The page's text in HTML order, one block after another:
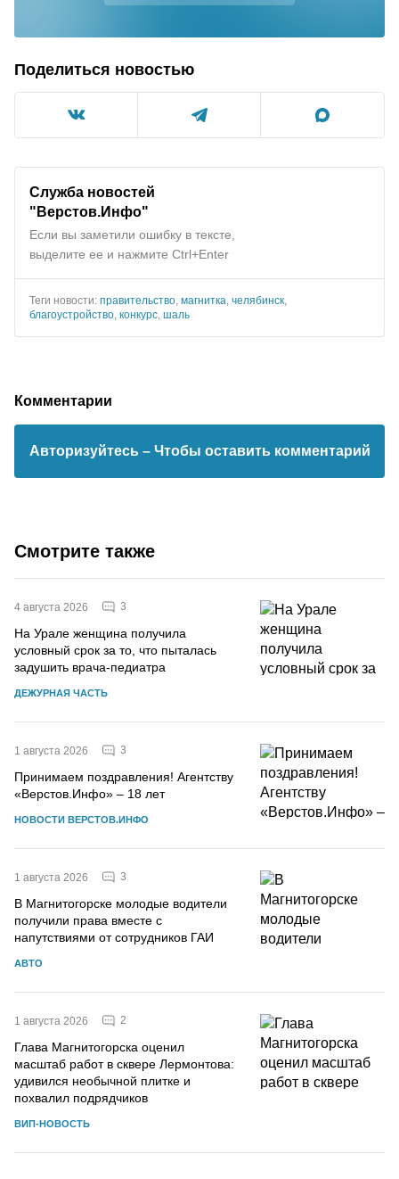
Поделиться новостью
Служба новостей
"Верстов.Инфо"
Если вы заметили ошибку в тексте,
выделите ее и нажмите Ctrl+Enter
Теги новости: правительство магнитка челябинск
благоустройство конкурс шаль
Комментарии
Авторизуйтесь – Чтобы оставить комментарий
Смотрите также
4 августа 2026 3
На Урале женщина получила
условный срок за то, что пыталась
задушить врача-педиатра
ДЕЖУРНАЯ ЧАСТЬ
1 августа 2026 3
Принимаем поздравления! Агентству
«Верстов.Инфо» – 18 лет
НОВОСТИ ВЕРСТОВ.ИНФО
1 августа 2026 3
В Магнитогорске молодые водители
получили права вместе с
напутствиями от сотрудников ГАИ
АВТО
1 августа 2026 2
Глава Магнитогорска оценил
масштаб работ в сквере Лермонтова:
удивился необычной плитке и
похвалил подрядчиков
ВИП-НОВОСТЬ